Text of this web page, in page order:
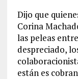
Dijo que
Corina
las peleas
despreciado,
están es